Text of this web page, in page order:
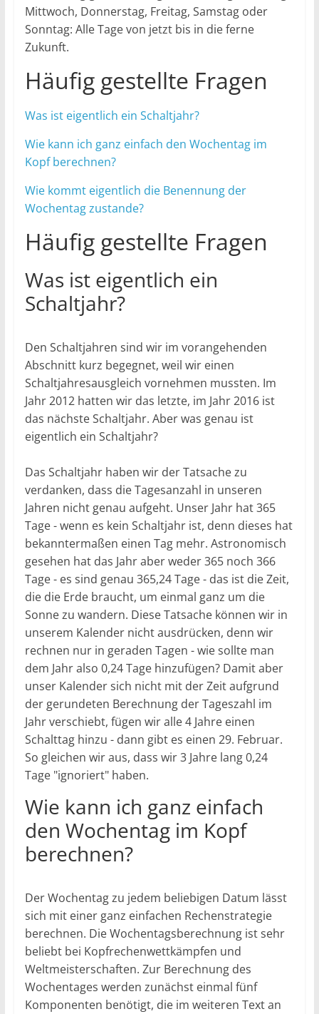
Mittwoch, Donnerstag, Freitag, Samstag oder
Sonntag: Alle Tage von jetzt bis in die ferne
Zukunft.
Häufig gestellte Fragen
Was ist eigentlich ein Schaltjahr?
Wie kann ich ganz einfach den Wochentag im
Kopf berechnen?
Wie kommt eigentlich die Benennung der
Wochentag zustande?
Häufig gestellte Fragen
Was ist eigentlich ein
Schaltjahr?
Den Schaltjahren sind wir im vorangehenden
Abschnitt kurz begegnet, weil wir einen
Schaltjahresausgleich vornehmen mussten. Im
Jahr 2012 hatten wir das letzte, im Jahr 2016 ist
das nächste Schaltjahr. Aber was genau ist
eigentlich ein Schaltjahr?
Das Schaltjahr haben wir der Tatsache zu
verdanken, dass die Tagesanzahl in unseren
Jahren nicht genau aufgeht. Unser Jahr hat 365
Tage - wenn es kein Schaltjahr ist, denn dieses hat
bekanntermaßen einen Tag mehr. Astronomisch
gesehen hat das Jahr aber weder 365 noch 366
Tage - es sind genau 365,24 Tage - das ist die Zeit,
die die Erde braucht, um einmal ganz um die
Sonne zu wandern. Diese Tatsache können wir in
unserem Kalender nicht ausdrücken, denn wir
rechnen nur in geraden Tagen - wie sollte man
dem Jahr also 0,24 Tage hinzufügen? Damit aber
unser Kalender sich nicht mit der Zeit aufgrund
der gerundeten Berechnung der Tageszahl im
Jahr verschiebt, fügen wir alle 4 Jahre einen
Schalttag hinzu - dann gibt es einen 29. Februar.
So gleichen wir aus, dass wir 3 Jahre lang 0,24
Tage "ignoriert" haben.
Wie kann ich ganz einfach
den Wochentag im Kopf
berechnen?
Der Wochentag zu jedem beliebigen Datum lässt
sich mit einer ganz einfachen Rechenstrategie
berechnen. Die Wochentagsberechnung ist sehr
beliebt bei Kopfrechenwettkämpfen und
Weltmeisterschaften. Zur Berechnung des
Wochentages werden zunächst einmal fünf
Komponenten benötigt, die im weiteren Text an